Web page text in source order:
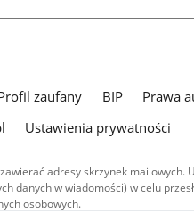
zaufany BIP Prawa
Ustawienia prywatności
adresy skrzynek
danych w wiadomości) w celu
osobowych.